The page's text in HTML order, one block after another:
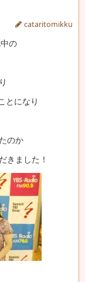
cataritomikku
の
とになり
のか
きました！